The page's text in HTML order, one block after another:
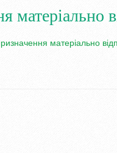
матеріально
матеріально